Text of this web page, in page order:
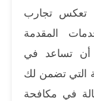
تعكس تجارب
المقدمة
أن تساعد في
التي تضمن لك
في مكافحة